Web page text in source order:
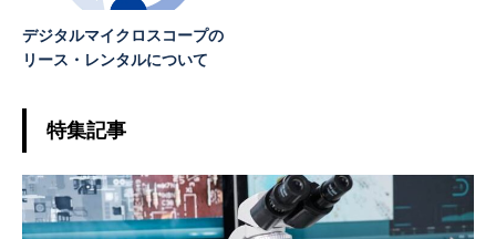
デジタルマイクロスコープの
リース・レンタルについて
特集記事